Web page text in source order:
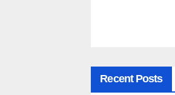
Recent Posts